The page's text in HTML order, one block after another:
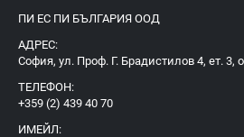
ПИ ЕС ПИ БЪЛГАРИЯ ООД
АДРЕС:
София, ул. Проф. Г. Брадистилов 4, ет. 3,
ТЕЛЕФОН:
+359 (2) 439 40 70
ИМЕЙЛ: